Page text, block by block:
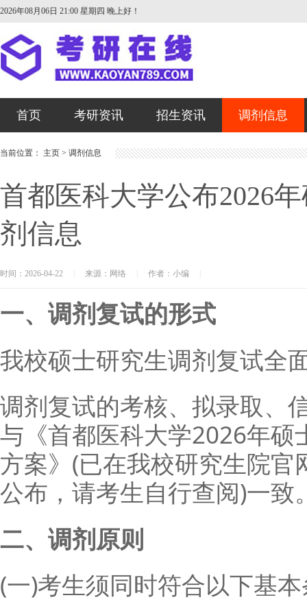
2026年08月06日 21:00 星期四 晚上好！
首页 考研资讯 招生资讯 调剂信息
当前位置： 主页 > 调剂信息
首都医科大学公布2026
剂信息
时间：2026-04-22 来源：网络 作者：小编
一、调剂复试的形式
我校硕士研究生调剂复试全
调剂复试的考核、拟录取、
与《首都医科大学2026年硕
方案》(已在我校研究生院
公布，请考生自行查阅)一致
二、调剂原则
(一)考生须同时符合以下基